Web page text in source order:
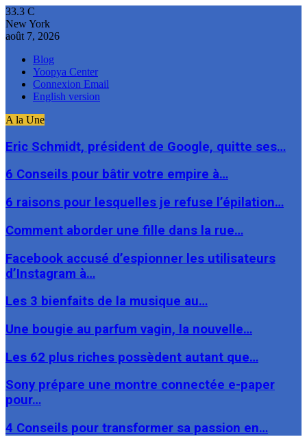
33.3 C
New York
août 7, 2026
Blog
Yoopya Center
Connexion Email
English version
A la Une
Eric Schmidt, président de Google, quitte ses…
6 Conseils pour bâtir votre empire à…
6 raisons pour lesquelles je refuse l’épilation…
Comment aborder une fille dans la rue…
Facebook accusé d’espionner les utilisateurs
d’Instagram à…
Les 3 bienfaits de la musique au…
Une bougie au parfum vagin, la nouvelle…
Les 62 plus riches possèdent autant que…
Sony prépare une montre connectée e-paper
pour…
4 Conseils pour transformer sa passion en…